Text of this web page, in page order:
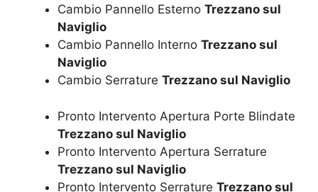
Cambio Pannello Esterno Trezzano sul
Naviglio
Cambio Pannello Interno Trezzano sul
Naviglio
Cambio Serrature Trezzano sul Naviglio
Pronto Intervento Apertura Porte Blindate
Trezzano sul Naviglio
Pronto Intervento Apertura Serrature
Trezzano sul Naviglio
Pronto Intervento Serrature Trezzano sul